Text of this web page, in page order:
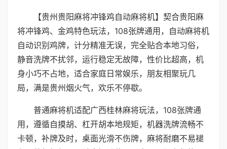
【贵州贵阳麻将冲锋鸡自动麻将机】契合贵阳麻
将冲锋鸡、金鸡特色玩法，108张牌通用，自动麻将机
自动识别鸡牌，计分精准无误，完全贴合本地习俗，
静音洗牌不扰邻，运行稳定无故障，性价比超高，机
身小巧不占地，适合家庭日常娱乐，朋友相聚玩几
局，满是贵州烟火气，欢乐不停歇。
普通麻将机适配广西桂林麻将玩法，108张牌通
用，遵循自摸胡、杠开胡本地规矩，机器洗牌流畅不
卡顿，补牌及时，桌面光滑不伤牌，麻将耐磨不易褪